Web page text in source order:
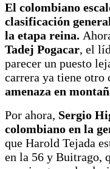
El colombiano
clasificación
la etapa reina.
Tadej Pogacar, el
parecer un puesto
carrera ya tiene otro
amenaza en
Por ahora, Sergio
colombiano en la
que Harold Tejada
en la 56 y Buitrago,